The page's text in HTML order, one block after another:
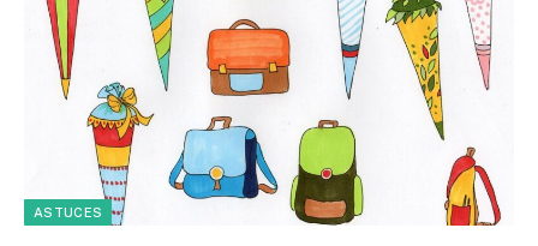
ASTUCES